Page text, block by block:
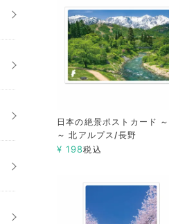
日本の絶景ポストカード
～ 北アルプス/長野
¥ 198税込